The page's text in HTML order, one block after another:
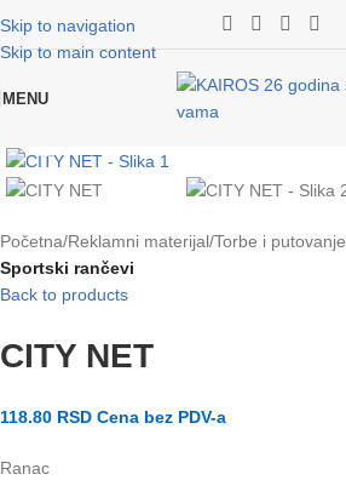
Skip to navigation
Skip to main content
MENU
Početna Reklamni materijal Torbe i putovanje
Sportski rančevi
Back to products
CITY NET
118.80 RSD Cena bez PDV-a
Ranac